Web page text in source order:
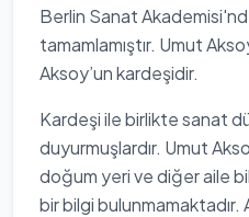
Berlin Sanat
tamamlamıştır. Umut
Aksoy’un kardeşidir.
Kardeşi ile birlikte sanat
duyurmuşlardır. Umut
doğum yeri ve diğer aile
bir bilgi